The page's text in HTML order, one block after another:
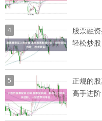
4
股票融
轻松炒
5
正规的
高手进